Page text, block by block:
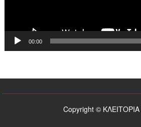
00:00
Copyright © ΚΛΕΙΤΟΡΙΑ